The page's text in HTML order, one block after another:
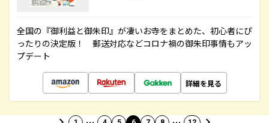
全国の『御利益と御朱印』が凄いお寺をまとめた、初心者にぴ
ったりの決定版！ 郵送対応などコロナ禍の御朱印事情もアッ
プデート
詳細を見る
… …